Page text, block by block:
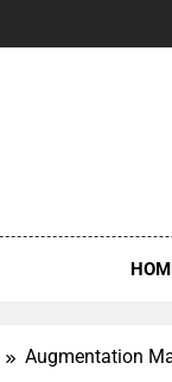
Augmentation